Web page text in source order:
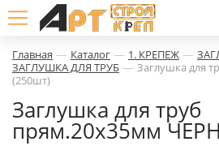
Главная — Каталог — 1. КРЕПЕЖ —
ЗАГЛУШКА ДЛЯ ТРУБ — Заглушка для
(250шт)
Заглушка для труб
прям.20х35мм